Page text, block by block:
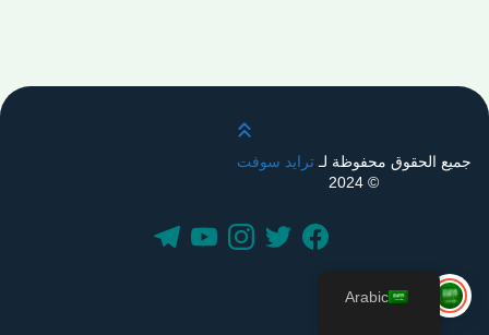
قم بالتمرير لأعلى
جميع الحقوق محفوظة لـترايد سوفت
© 2024
Arabic